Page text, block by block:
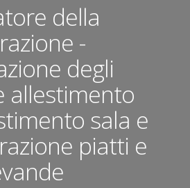
della
-
degli
allestimento
sala e
piatti e